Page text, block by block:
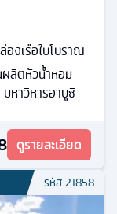
องเรือใบโบราณ
ผลิตหัวน้ำหอม
หาวิหารอาบูซิ
ดูรายละเอียด
รหัส21858